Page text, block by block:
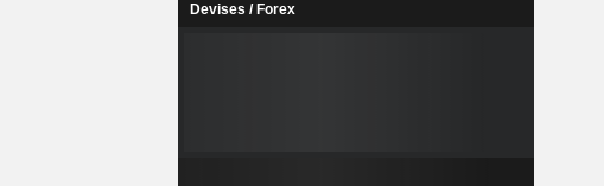
Devises / Forex